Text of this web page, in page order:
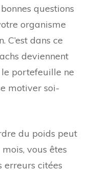
questions
organisme
C’est dans ce
deviennent
portefeuille ne
motiver soi-
du poids peut
vous êtes
erreurs citées